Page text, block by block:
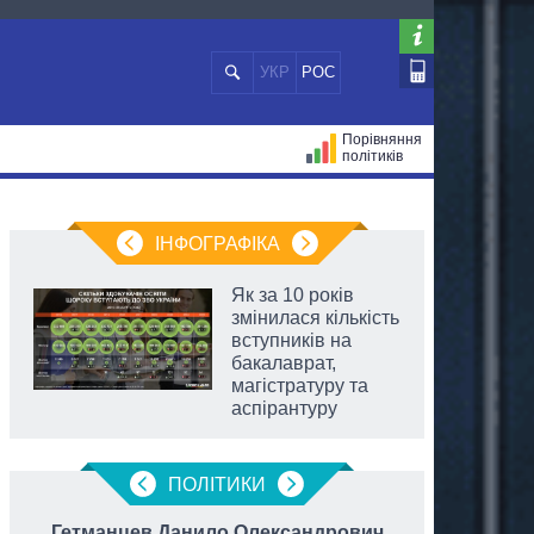
УКР РОС
Порівняння
політиків
ІНФОГРАФІКА
Як за 10 років
змінилася кількість
вступників на
бакалаврат,
магістратуру та
аспірантуру
ПОЛIТИКИ